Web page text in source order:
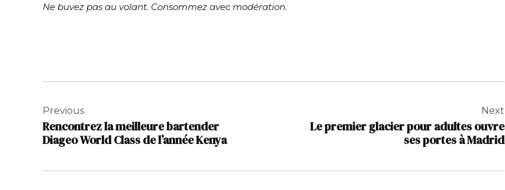
Ne buvez pas au volant. Consommez avec modération.
de
l’article
Previous
Rencontrez la meilleure bartender
Diageo World Class de l’année Kenya
Next
Le premier glacier pour adultes ouvre
ses portes à Madrid